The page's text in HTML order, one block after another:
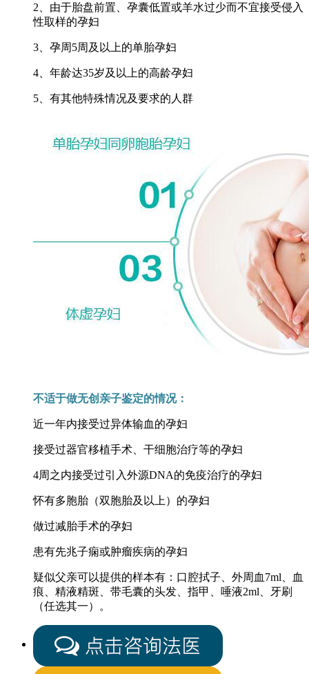
2、由于胎盘前置、孕囊低置或羊水过少而不宜接受侵入
性取样的孕妇
3、孕周5周及以上的单胎孕妇
4、年龄达35岁及以上的高龄孕妇
5、有其他特殊情况及要求的人群
不适于做无创亲子鉴定的情况：
近一年内接受过异体输血的孕妇
接受过器官移植手术、干细胞治疗等的孕妇
4周之内接受过引入外源DNA的免疫治疗的孕妇
怀有多胞胎（双胞胎及以上）的孕妇
做过减胎手术的孕妇
患有先兆子痫或肿瘤疾病的孕妇
疑似父亲可以提供的样本有：口腔拭子、外周血7ml、血
痕、精液精斑、带毛囊的头发、指甲、唾液2ml、牙刷
（任选其一）。